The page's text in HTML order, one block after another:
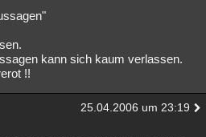
kann sich kaum verlassen.
!!
25.04.2006 um 23:19